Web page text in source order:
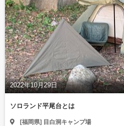
2022年10月29日
ソロランド平尾台とは
[福岡県] 目白洞キャンプ場